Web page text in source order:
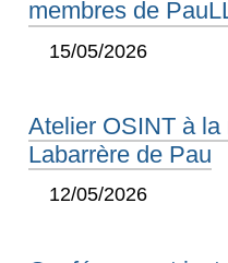
membres de
15/05/2026
Atelier OSINT à
Labarrère de Pau
12/05/2026